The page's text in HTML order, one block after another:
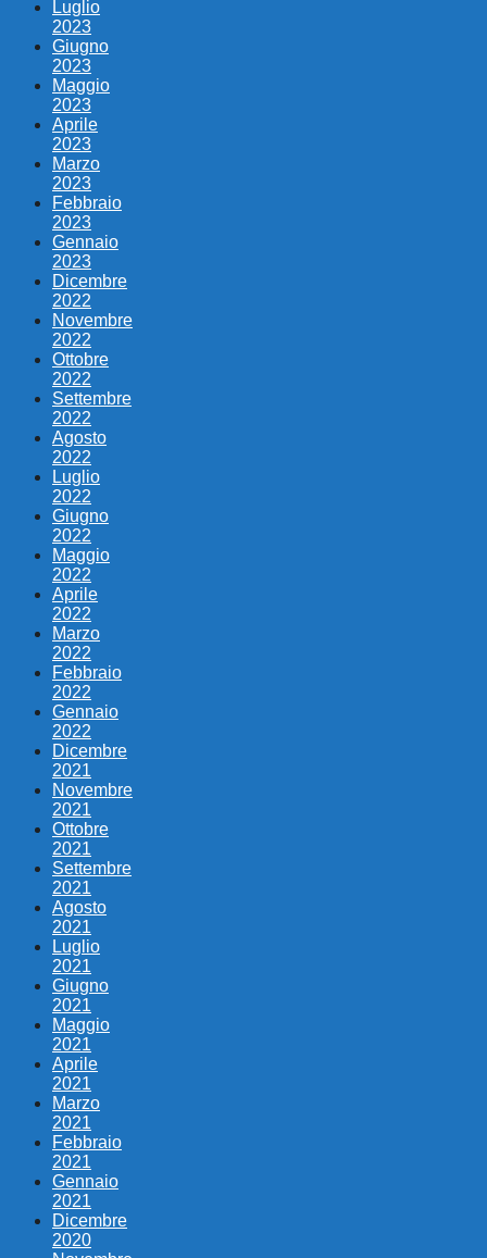
Luglio
2023
Giugno
2023
Maggio
2023
Aprile
2023
Marzo
2023
Febbraio
2023
Gennaio
2023
Dicembre
2022
Novembre
2022
Ottobre
2022
Settembre
2022
Agosto
2022
Luglio
2022
Giugno
2022
Maggio
2022
Aprile
2022
Marzo
2022
Febbraio
2022
Gennaio
2022
Dicembre
2021
Novembre
2021
Ottobre
2021
Settembre
2021
Agosto
2021
Luglio
2021
Giugno
2021
Maggio
2021
Aprile
2021
Marzo
2021
Febbraio
2021
Gennaio
2021
Dicembre
2020